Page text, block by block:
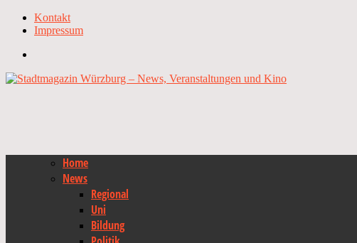
Kontakt
Impressum
Home
News
Regional
Uni
Bildung